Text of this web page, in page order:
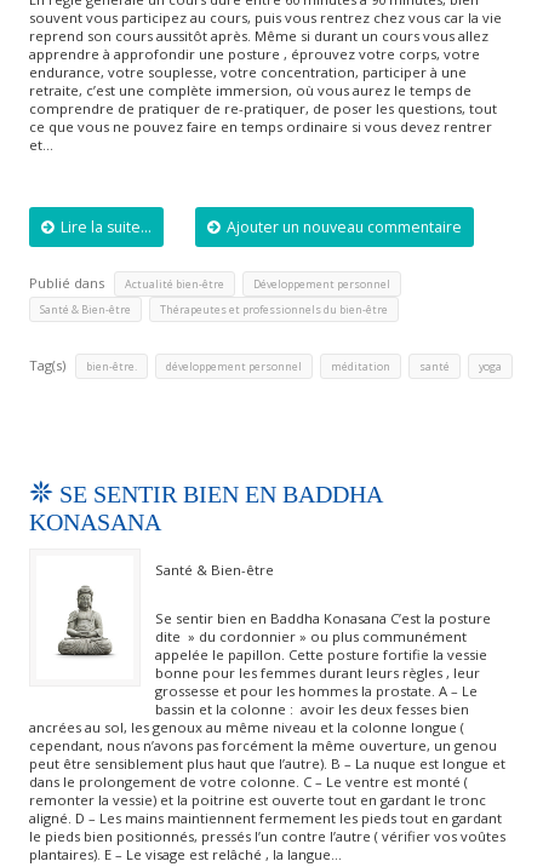
souvent vous participez au cours, puis vous rentrez chez vous car la vie
reprend son cours aussitôt après. Même si durant un cours vous allez
apprendre à approfondir une posture , éprouvez votre corps, votre
endurance, votre souplesse, votre concentration, participer à une
retraite, c’est une complète immersion, où vous aurez le temps de
comprendre de pratiquer de re-pratiquer, de poser les questions, tout
ce que vous ne pouvez faire en temps ordinaire si vous devez rentrer
et…
Lire la suite... Ajouter un nouveau commentaire
Publié dans Actualité bien-être Développement personnel
Santé & Bien-être Thérapeutes et professionnels du bien-être
Tag(s) bien-être. développement personnel méditation santé yoga
SE SENTIR BIEN EN BADDHA
KONASANA
Santé & Bien-être
Se sentir bien en Baddha Konasana C’est la posture
dite » du cordonnier » ou plus communément
appelée le papillon. Cette posture fortifie la vessie
bonne pour les femmes durant leurs règles , leur
grossesse et pour les hommes la prostate. A – Le
bassin et la colonne : avoir les deux fesses bien
ancrées au sol, les genoux au même niveau et la colonne longue (
cependant, nous n’avons pas forcément la même ouverture, un genou
peut être sensiblement plus haut que l’autre). B – La nuque est longue et
dans le prolongement de votre colonne. C – Le ventre est monté (
remonter la vessie) et la poitrine est ouverte tout en gardant le tronc
aligné. D – Les mains maintiennent fermement les pieds tout en gardant
le pieds bien positionnés, pressés l’un contre l’autre ( vérifier vos voûtes
plantaires). E – Le visage est relâché , la langue…